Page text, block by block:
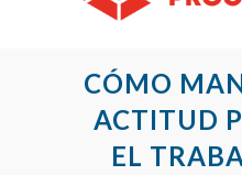
CÓMO
ACTITUD
EL